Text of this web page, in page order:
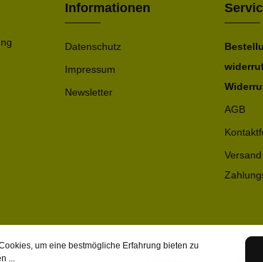
Informationen
Datenschutz
Impressum
Newsletter
AGB
um eine bestmögliche Erfahrung bieten zu
...